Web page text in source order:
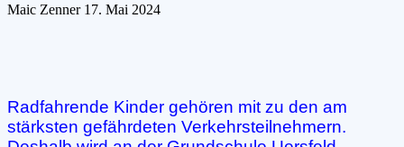
Maic Zenner 17. Mai 2024
Radfahrende Kinder gehören mit zu den am
stärksten gefährdeten Verkehrsteilnehmern.